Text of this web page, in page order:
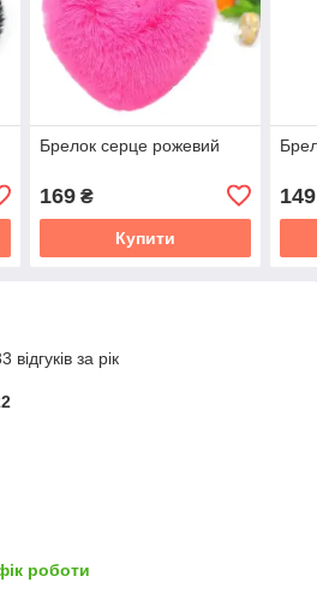
Брелок серце рожевий
169₴
Купити
149
за рік
роботи